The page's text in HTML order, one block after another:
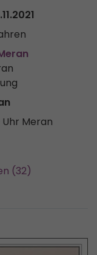
Uhr Meran
(32)